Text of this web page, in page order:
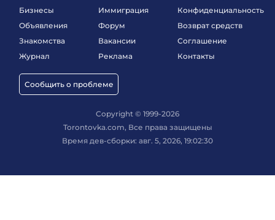
Бизнесы
Объявления
Знакомства
Журнал
Сообщить о проблеме
Иммиграция
Форум
Вакансии
Реклама
Конфиденциальность
Возврат средств
Соглашение
Контакты
Copyright © 1999-2026
Torontovka.com, Все права защищены
Время дев-сборки: авг. 5, 2026, 19:02:30